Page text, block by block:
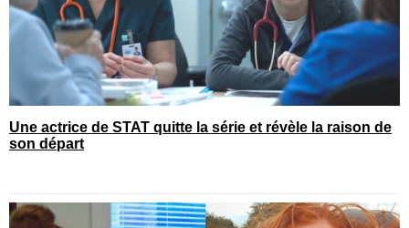
Une actrice de STAT quitte la série et révèle la raison de
son départ